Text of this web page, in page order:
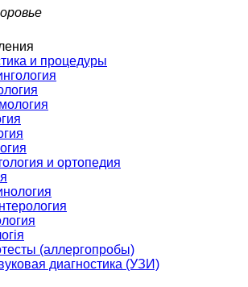
и процедуры
и ортопедия
(аллергопробы)
диагностика (УЗИ)